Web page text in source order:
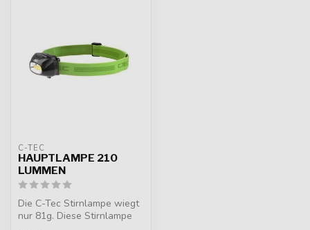
C-TEC
HAUPTLAMPE 210
LUMMEN
Die C-Tec Stirnlampe wiegt
nur 81g. Diese Stirnlampe